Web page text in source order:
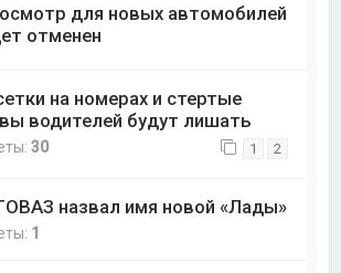
для новых автомобилей
отменен
на номерах и стертые
водителей будут лишать
30 1 2
назвал имя новой «Лады»
1